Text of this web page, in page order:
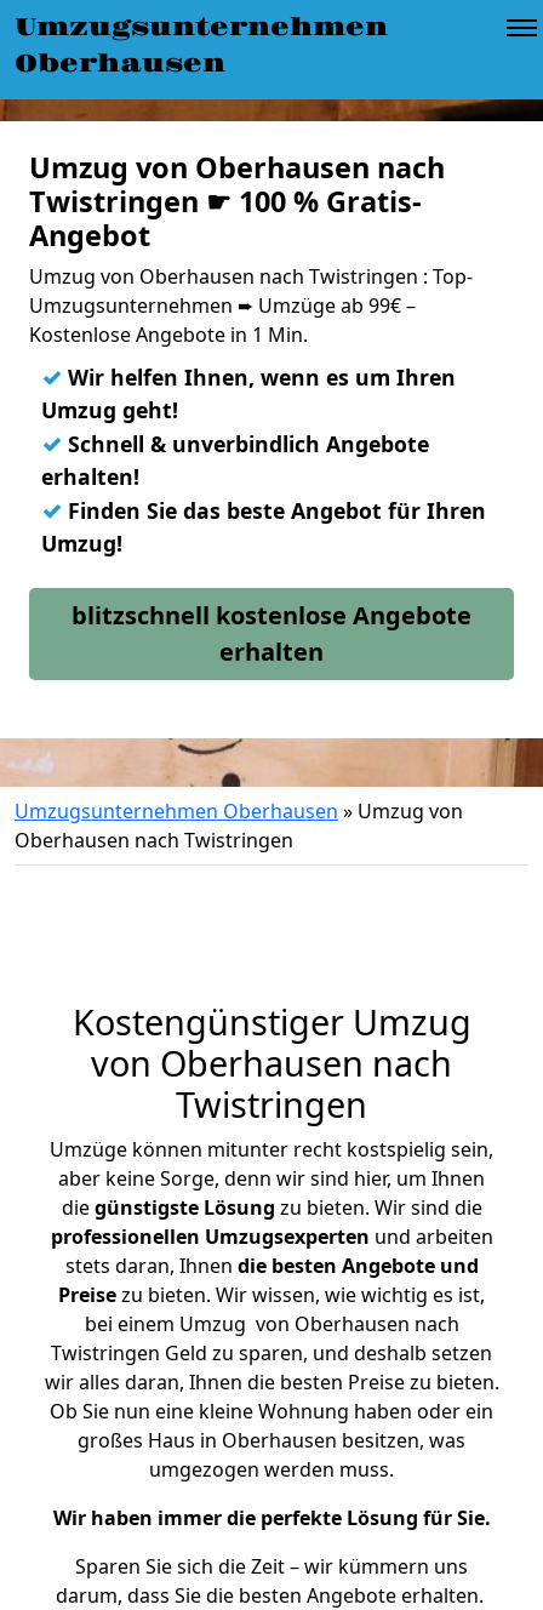
Umzugsunternehmen
Oberhausen
Umzug von Oberhausen nach
Twistringen ☛ 100 % Gratis-
Angebot
Umzug von Oberhausen nach Twistringen : Top-
Umzugsunternehmen ➨ Umzüge ab 99€ –
Kostenlose Angebote in 1 Min.
✓ Wir helfen Ihnen, wenn es um Ihren
Umzug geht!
✓ Schnell & unverbindlich Angebote
erhalten!
✓ Finden Sie das beste Angebot für Ihren
Umzug!
blitzschnell kostenlose Angebote
erhalten
Umzugsunternehmen Oberhausen » Umzug von
Oberhausen nach Twistringen
Kostengünstiger Umzug
von Oberhausen nach
Twistringen
Umzüge können mitunter recht kostspielig sein,
aber keine Sorge, denn wir sind hier, um Ihnen
diegünstigste Lösung zu bieten. Wir sind die
professionellen Umzugsexperten und arbeiten
stets daran, Ihnen die besten Angebote und
Preisezu bieten. Wir wissen, wie wichtig es ist,
bei einem Umzug von Oberhausen nach
Twistringen Geld zu sparen, und deshalb setzen
wir alles daran, Ihnen die besten Preise zu bieten.
Ob Sie nun eine kleine Wohnung haben oder ein
großes Haus in Oberhausen besitzen, was
umgezogen werden muss.
Wir haben immer die perfekte Lösung für Sie.
Sparen Sie sich die Zeit – wir kümmern uns
darum, dass Sie die besten Angebote erhalten.